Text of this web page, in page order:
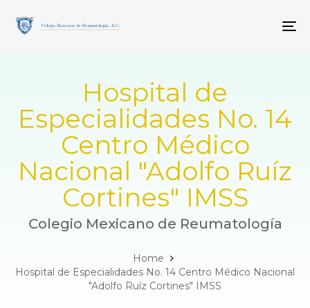
links
primary
Hospital de
Especialidades No. 14
Centro Médico
Nacional "Adolfo Ruíz
Cortines" IMSS
Colegio Mexicano de Reumatología
Home
Hospital de Especialidades No. 14 Centro Médico Nacional
"Adolfo Ruíz Cortines" IMSS